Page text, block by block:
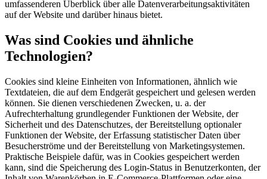
umfassenderen Überblick über alle Datenverarbeitungsaktivitäten
auf der Website und darüber hinaus bietet.
Was sind Cookies und ähnliche
Technologien?
Cookies sind kleine Einheiten von Informationen, ähnlich wie
Textdateien, die auf dem Endgerät gespeichert und gelesen werden
können. Sie dienen verschiedenen Zwecken, u. a. der
Aufrechterhaltung grundlegender Funktionen der Website, der
Sicherheit und des Datenschutzes, der Bereitstellung optionaler
Funktionen der Website, der Erfassung statistischer Daten über
Besucherströme und der Bereitstellung von Marketingsystemen.
Praktische Beispiele dafür, was in Cookies gespeichert werden
kann, sind die Speicherung des Login-Status in Benutzerkonten, der